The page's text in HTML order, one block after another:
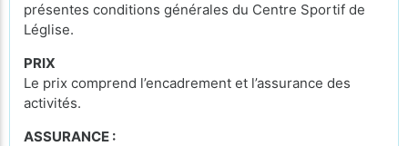
présentes conditions générales du Centre Sportif de
Léglise.
PRIX
Le prix comprend l’encadrement et l’assurance des
activités.
ASSURANCE :